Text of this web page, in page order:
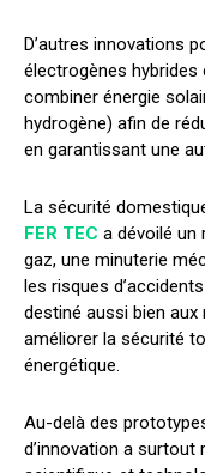
D’autres innovations
électrogènes hybrides
combiner énergie
hydrogène) afin de
en garantissant une
La sécurité
FER TEC a dévoilé un
gaz, une minuterie
les risques
destiné aussi bien aux
améliorer la sécurité
énergétique.
Au-delà des
d’innovation a surtout